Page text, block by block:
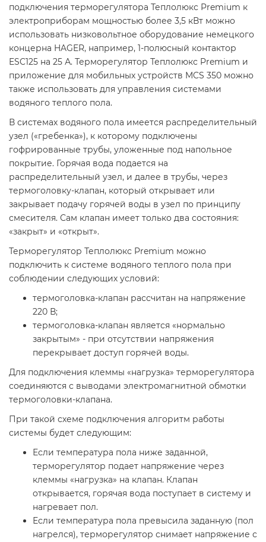
подключения терморегулятора Теплолюкс Premium к
электроприборам мощностью более 3,5 кВт можно
использовать низковольтное оборудование немецкого
концерна HAGER, например, 1-полюсный контактор
ESC125 на 25 А. Терморегулятор Теплолюкс Premium и
приложение для мобильных устройств MCS 350 можно
также использовать для управления системами
водяного теплого пола.
В системах водяного пола имеется распределительный
узел («гребенка»), к которому подключены
гофрированные трубы, уложенные под напольное
покрытие. Горячая вода подается на
распределительный узел, и далее в трубы, через
термоголовку-клапан, который открывает или
закрывает подачу горячей воды в узел по принципу
смесителя. Сам клапан имеет только два состояния:
«закрыт» и «открыт».
Терморегулятор Теплолюкс Premium можно
подключить к системе водяного теплого пола при
соблюдении следующих условий:
термоголовка-клапан рассчитан на напряжение
220 В;
термоголовка-клапан является «нормально
закрытым» - при отсутствии напряжения
перекрывает доступ горячей воды.
Для подключения клеммы «нагрузка» терморегулятора
соединяются с выводами электромагнитной обмотки
термоголовки-клапана.
При такой схеме подключения алгоритм работы
системы будет следующим:
Если температура пола ниже заданной,
терморегулятор подает напряжение через
клеммы «нагрузка» на клапан. Клапан
открывается, горячая вода поступает в систему и
нагревает пол.
Если температура пола превысила заданную (пол
нагрелся), терморегулятор снимает напряжение с